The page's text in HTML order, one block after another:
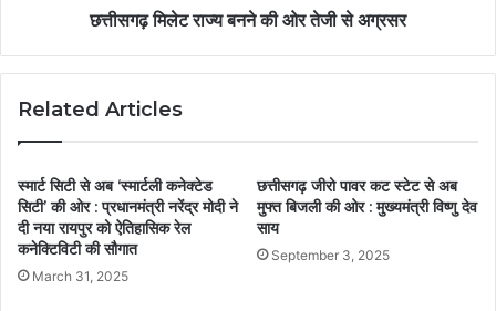
छत्तीसगढ़ मिलेट राज्य बनने की ओर तेजी से अग्रसर
Related Articles
स्मार्ट सिटी से अब ‘स्मार्टली कनेक्टेड
सिटी’ की ओर : प्रधानमंत्री नरेंद्र मोदी ने
दी नया रायपुर को ऐतिहासिक रेल
कनेक्टिविटी की सौगात
March 31, 2025
छत्तीसगढ़ जीरो पावर कट स्टेट से अब
मुफ्त बिजली की ओर : मुख्यमंत्री विष्णु देव
साय
September 3, 2025